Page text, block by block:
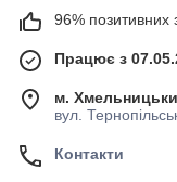
96% позитивних
Працює з
м.
вул.
Контакти